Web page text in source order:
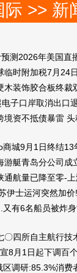
际 >> 新
测2026年美国直
临时附加税7月24
木装饰胶合板终
子口岸取消出口
境资不抵债暴雷
商城9月1日终结
游艇青岛分公司成
通航量已降至零-
伊士运河突然加
又有6名船员被炸
〇四所自主航行技
8月1日起下调百
区调研:85.3%消费